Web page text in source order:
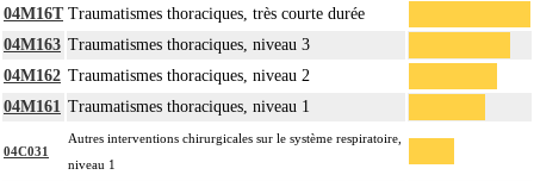
04M16T Traumatismes thoraciques, très courte durée
04M163 Traumatismes thoraciques, niveau 3
04M162 Traumatismes thoraciques, niveau 2
04M161 Traumatismes thoraciques, niveau 1
04C031
Autres interventions chirurgicales sur le système respiratoire,
niveau 1